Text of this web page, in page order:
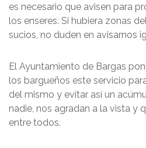
es necesario que avisen para
los enseres. Si hubiera zonas
sucios, no duden en avisarnos
El Ayuntamiento de Bargas
los bargueños este servicio
del mismo y evitar así un
nadie, nos agradan a la vista y
entre todos.